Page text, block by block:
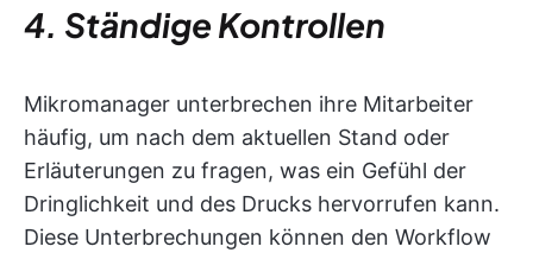
4. Ständige Kontrollen
Mikromanager unterbrechen ihre Mitarbeiter
häufig, um nach dem aktuellen Stand oder
Erläuterungen zu fragen, was ein Gefühl der
Dringlichkeit und des Drucks hervorrufen kann.
Diese Unterbrechungen können den Workflow